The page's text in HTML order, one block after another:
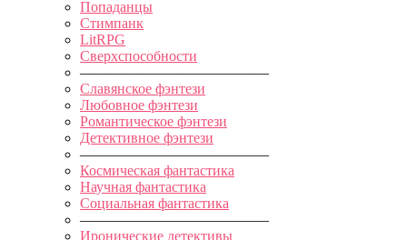
Попаданцы
Стимпанк
LitRPG
Сверхспособности
—————————————
Славянское фэнтези
Любовное фэнтези
Романтическое фэнтези
Детективное фэнтези
—————————————
Космическая фантастика
Научная фантастика
Социальная фантастика
—————————————
Иронические детективы